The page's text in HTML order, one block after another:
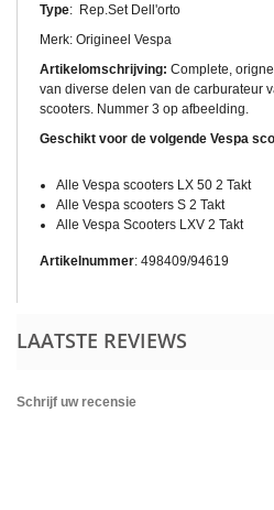
Type: Rep.Set Dell'orto
Merk: Origineel Vespa
Artikelomschrijving: Complete,
van diverse delen van de carburateur
scooters. Nummer 3 op afbeelding.
Geschikt voor de volgende Vespa
Alle Vespa scooters LX 50 2 Takt
Alle Vespa scooters S 2 Takt
Alle Vespa Scooters LXV 2 Takt
Artikelnummer: 498409/94619
LAATSTE REVIEWS
Schrijf uw recensie